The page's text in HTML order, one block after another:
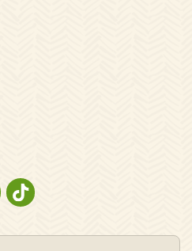
INSTAGRAM
OP PINTEREST
OP YOUTUBE
NATURESCANNER OP TIKTOK